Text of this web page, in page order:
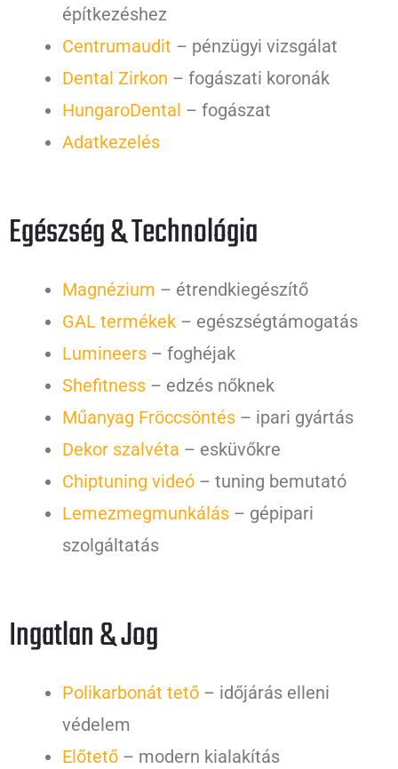
építkezéshez
Centrumaudit – pénzügyi vizsgálat
Dental Zirkon – fogászati koronák
HungaroDental – fogászat
Adatkezelés
Egészség & Technológia
Magnézium – étrendkiegészítő
GAL termékek – egészségtámogatás
Lumineers – foghéjak
Shefitness – edzés nőknek
Műanyag Fröccsöntés – ipari gyártás
Dekor szalvéta – esküvőkre
Chiptuning videó – tuning bemutató
Lemezmegmunkálás – gépipari
szolgáltatás
Ingatlan & Jog
Polikarbonát tető – időjárás elleni
védelem
Előtető – modern kialakítás